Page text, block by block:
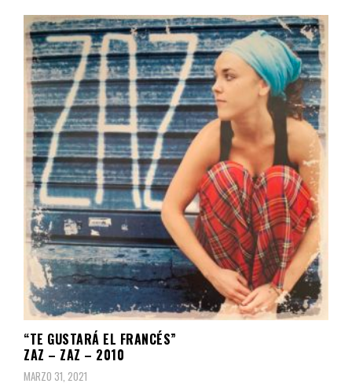
“TE GUSTARÁ EL FRANCÉS”
ZAZ – ZAZ – 2010
MARZO 31, 2021